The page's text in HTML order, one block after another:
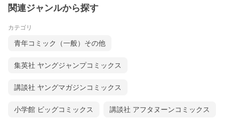
関連ジャンルから探す
カテゴリ
青年コミック（一般）その他
集英社 ヤングジャンプコミックス
講談社 ヤングマガジンコミックス
小学館 ビッグコミックス 講談社 アフタヌーンコミックス